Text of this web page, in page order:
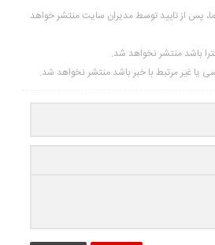
پس از تایید توسط مدیران سایت منتشر خواهد
باشد منتشر نخواهد شد.
یا غیر مرتبط با خبر باشد منتشر نخواهد شد.